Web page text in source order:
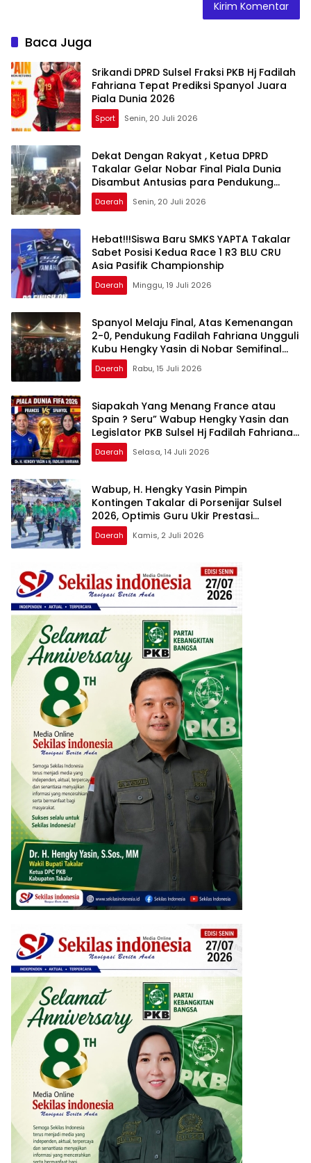
Baca Juga
Srikandi DPRD Sulsel Fraksi PKB Hj Fadilah
Fahriana Tepat Prediksi Spanyol Juara
Piala Dunia 2026
Sport Senin, 20 Juli 2026
Dekat Dengan Rakyat , Ketua DPRD
Takalar Gelar Nobar Final Piala Dunia
Disambut Antusias para Pendukung
Argentina Dan Spanyol
Daerah Senin, 20 Juli 2026
Hebat!!!Siswa Baru SMKS YAPTA Takalar
Sabet Posisi Kedua Race 1 R3 BLU CRU
Asia Pasifik Championship
Daerah Minggu, 19 Juli 2026
Spanyol Melaju Final, Atas Kemenangan
2-0, Pendukung Fadilah Fahriana Ungguli
Kubu Hengky Yasin di Nobar Semifinal
Piala Dunia 2026
Daerah Rabu, 15 Juli 2026
Siapakah Yang Menang France atau
Spain ? Seru” Wabup Hengky Yasin dan
Legislator PKB Sulsel Hj Fadilah Fahriana
Adu Dukungan di Nobar Semifinal Piala
Dunia 2026
Daerah Selasa, 14 Juli 2026
Wabup, H. Hengky Yasin Pimpin
Kontingen Takalar di Porsenijar Sulsel
2026, Optimis Guru Ukir Prestasi
Gemilang di Sidrap
Daerah Kamis, 2 Juli 2026